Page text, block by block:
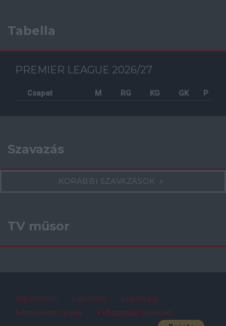
Tabella
PREMIER LEAGUE 2026/27
Csapat M RG KG GK P
Szavazás
KORÁBBI SZAVAZÁSOK
TV műsor
Impresszum Kapcsolat
Szerzői jog
Adatvédelmi irányelv
Felhasználói feltételek